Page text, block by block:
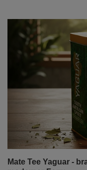
Mate Tee Yaguar -